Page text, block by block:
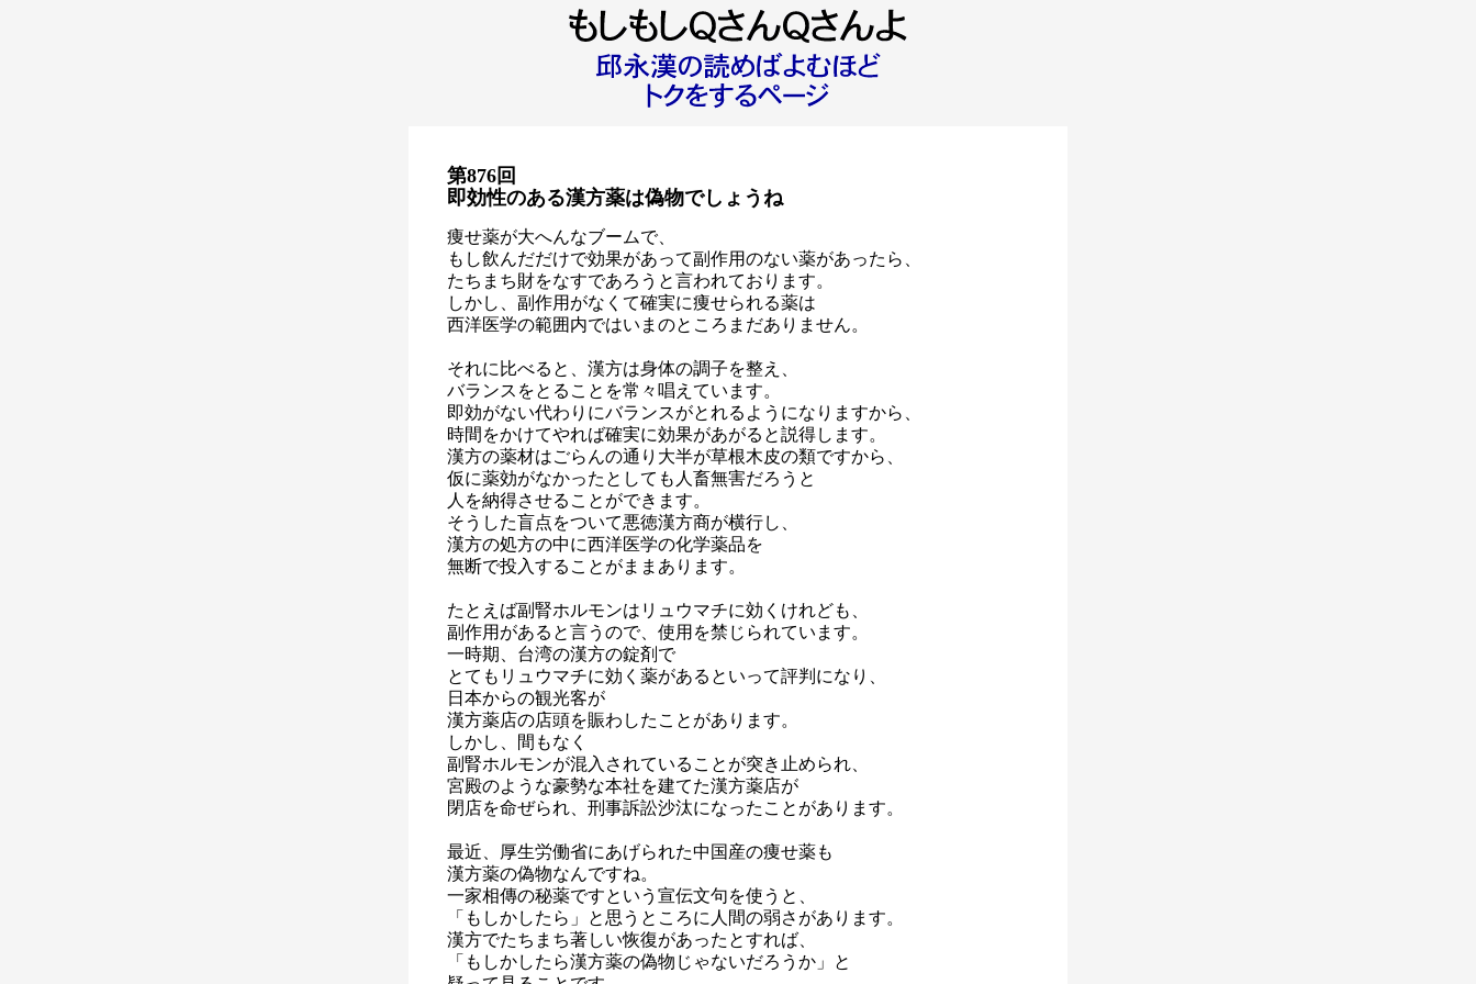
第876回
即効性のある漢方薬は偽物でしょうね
痩せ薬が大へんなブームで、
もし飲んだだけで効果があって副作用のない薬があったら、
たちまち財をなすであろうと言われております。
しかし、副作用がなくて確実に痩せられる薬は
西洋医学の範囲内ではいまのところまだありません。
それに比べると、漢方は身体の調子を整え、
バランスをとることを常々唱えています。
即効がない代わりにバランスがとれるようになりますから、
時間をかけてやれば確実に効果があがると説得します。
漢方の薬材はごらんの通り大半が草根木皮の類ですから、
仮に薬効がなかったとしても人畜無害だろうと
人を納得させることができます。
そうした盲点をついて悪徳漢方商が横行し、
漢方の処方の中に西洋医学の化学薬品を
無断で投入することがままあります。
たとえば副腎ホルモンはリュウマチに効くけれども、
副作用があると言うので、使用を禁じられています。
一時期、台湾の漢方の錠剤で
とてもリュウマチに効く薬があるといって評判になり、
日本からの観光客が
漢方薬店の店頭を賑わしたことがあります。
しかし、間もなく
副腎ホルモンが混入されていることが突き止められ、
宮殿のような豪勢な本社を建てた漢方薬店が
閉店を命ぜられ、刑事訴訟沙汰になったことがあります。
最近、厚生労働省にあげられた中国産の痩せ薬も
漢方薬の偽物なんですね。
一家相傳の秘薬ですという宣伝文句を使うと、
「もしかしたら」と思うところに人間の弱さがあります。
漢方でたちまち著しい恢復があったとすれば、
「もしかしたら漢方薬の偽物じゃないだろうか」と